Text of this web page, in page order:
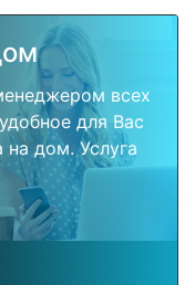
всех
для Вас
дом. Услуга